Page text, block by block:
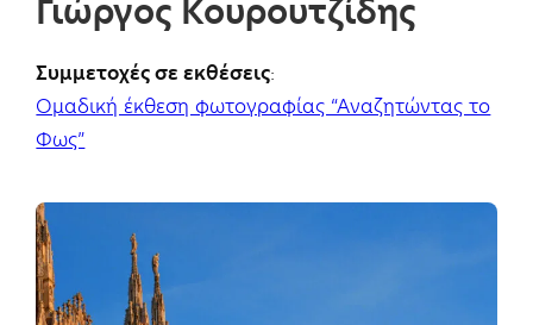
και
c
h
Γιώργος Κουρουτζίδης
Συμμετοχές σε εκθέσεις:
Ομαδική έκθεση φωτογραφίας “Αναζητώντας το
Φως”